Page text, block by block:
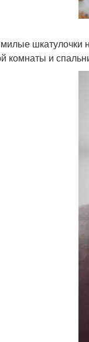
шкатулочки
комнаты и